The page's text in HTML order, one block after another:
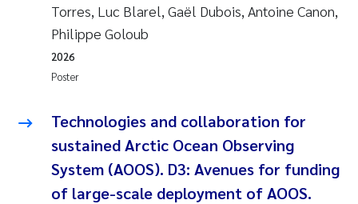
Torres, Luc Blarel, Gaël Dubois, Antoine Canon,
Philippe Goloub
Poster
2026
Technologies and collaboration for
sustained Arctic Ocean Observing
System (AOOS). D3: Avenues for funding
of large-scale deployment of AOOS.